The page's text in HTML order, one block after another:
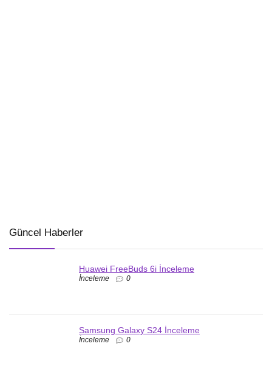
Güncel Haberler
Huawei FreeBuds 6i İnceleme
İnceleme 0
Samsung Galaxy S24 İnceleme
İnceleme 0